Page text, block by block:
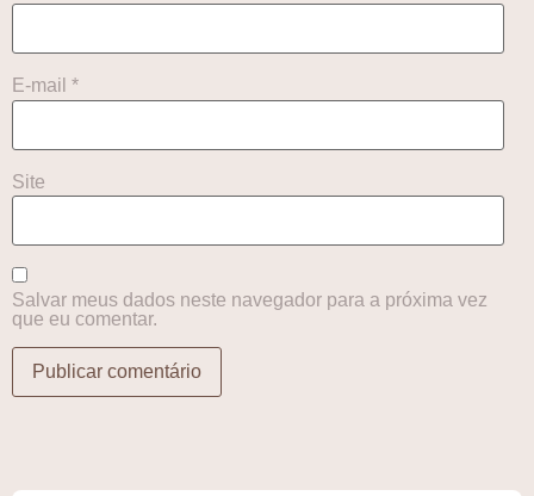
E-mail *
Site
Salvar meus dados neste navegador para a próxima vez
que eu comentar.